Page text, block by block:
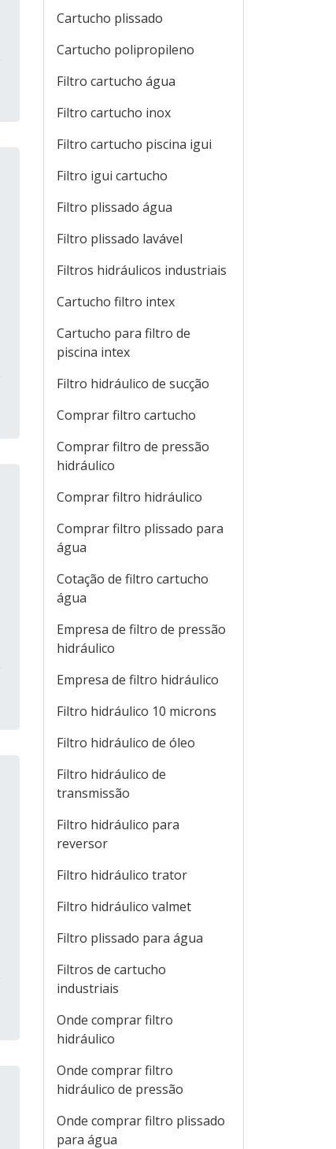
Cartucho plissado
Cartucho polipropileno
Filtro cartucho água
Filtro cartucho inox
Filtro cartucho piscina igui
Filtro igui cartucho
Filtro plissado água
Filtro plissado lavável
Filtros hidráulicos industriais
Cartucho filtro intex
Cartucho para filtro de
piscina intex
Filtro hidráulico de sucção
Comprar filtro cartucho
Comprar filtro de pressão
hidráulico
Comprar filtro hidráulico
Comprar filtro plissado para
água
Cotação de filtro cartucho
água
Empresa de filtro de pressão
hidráulico
Empresa de filtro hidráulico
Filtro hidráulico 10 microns
Filtro hidráulico de óleo
Filtro hidráulico de
transmissão
Filtro hidráulico para
reversor
Filtro hidráulico trator
Filtro hidráulico valmet
Filtro plissado para água
Filtros de cartucho
industriais
Onde comprar filtro
hidráulico
Onde comprar filtro
hidráulico de pressão
Onde comprar filtro plissado
para água